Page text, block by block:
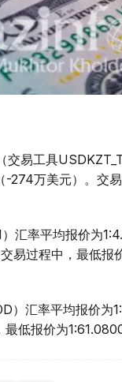
交易工具
274万美元）。交
汇率平均报价为
易过程中，最低
）汇率平均报价为
低报价为